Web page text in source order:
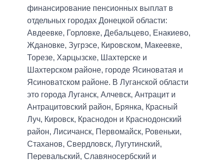
финансирование пенсионных выплат в
отдельных городах Донецкой области:
Авдеевке, Горловке, Дебальцево, Енакиево,
Ждановке, Зугрэсе, Кировском, Макеевке,
Торезе, Харцызске, Шахтерске и
Шахтерском районе, городе Ясиноватая и
Ясиноватском районе. В Луганской области
это города Луганск, Алчевск, Антрацит и
Антрацитовский район, Брянка, Красный
Луч, Кировск, Краснодон и Краснодонский
район, Лисичанск, Первомайск, Ровеньки,
Стаханов, Свердловск, Лугутинский,
Перевальский, Славяносербский и